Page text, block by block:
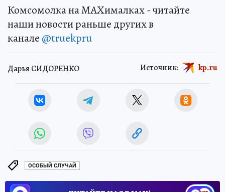
Комсомолка на MAXималках - читайте
наши новости раньше других в
канале @truekpru
Дарья СИДОРЕНКО Источник: kp.ru
ОСОБЫЙ СЛУЧАЙ